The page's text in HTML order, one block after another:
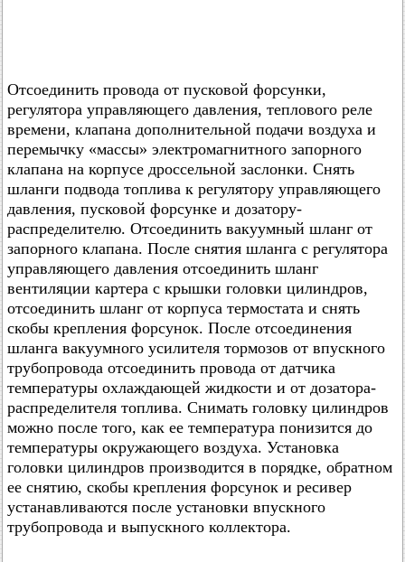
Отсоединить провода от пусковой форсунки,
регулятора управляющего давления, теплового реле
времени, клапана дополнительной подачи воздуха и
перемычку «массы» электромагнитного запорного
клапана на корпусе дроссельной заслонки. Снять
шланги подвода топлива к регулятору управляющего
давления, пусковой форсунке и дозатору-
распределителю. Отсоединить вакуумный шланг от
запорного клапана. После снятия шланга с регулятора
управляющего давления отсоединить шланг
вентиляции картера с крышки головки цилиндров,
отсоединить шланг от корпуса термостата и снять
скобы крепления форсунок. После отсоединения
шланга вакуумного усилителя тормозов от впускного
трубопровода отсоединить провода от датчика
температуры охлаждающей жидкости и от дозатора-
распределителя топлива. Снимать головку цилиндров
можно после того, как ее температура понизится до
температуры окружающего воздуха. Установка
головки цилиндров производится в порядке, обратном
ее снятию, скобы крепления форсунок и ресивер
устанавливаются после установки впускного
трубопровода и выпускного коллектора.